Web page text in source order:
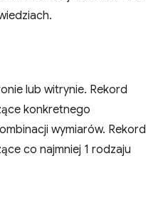
lub witrynie. Rekord
konkretnego
wymiarów. Rekord
co najmniej 1 rodzaju